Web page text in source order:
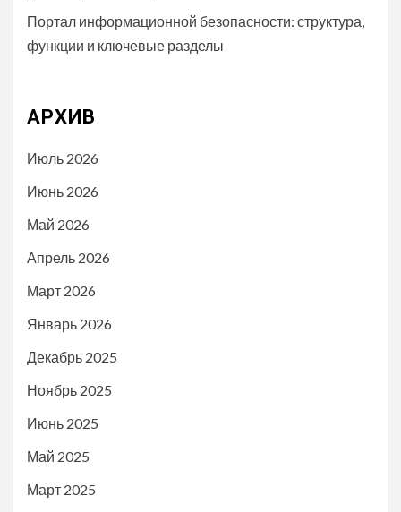
Портал информационной безопасности: структура,
функции и ключевые разделы
АРХИВ
Июль 2026
Июнь 2026
Май 2026
Апрель 2026
Март 2026
Январь 2026
Декабрь 2025
Ноябрь 2025
Июнь 2025
Май 2025
Март 2025